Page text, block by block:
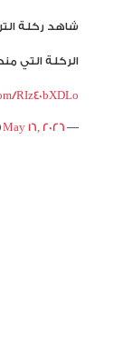
شاهد ركلة
الركلة التي
RIz40bXDLo
— beIN SPORTS (@beINSPORTS)
May 16, 2026